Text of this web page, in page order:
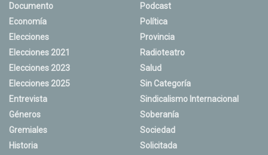
Documento
Economía
Elecciones
Elecciones 2021
Elecciones 2023
Elecciones 2025
Entrevista
Géneros
Gremiales
Historia
Podcast
Política
Provincia
Radioteatro
Salud
Sin Categoría
Sindicalismo Internacional
Soberanía
Sociedad
Solicitada